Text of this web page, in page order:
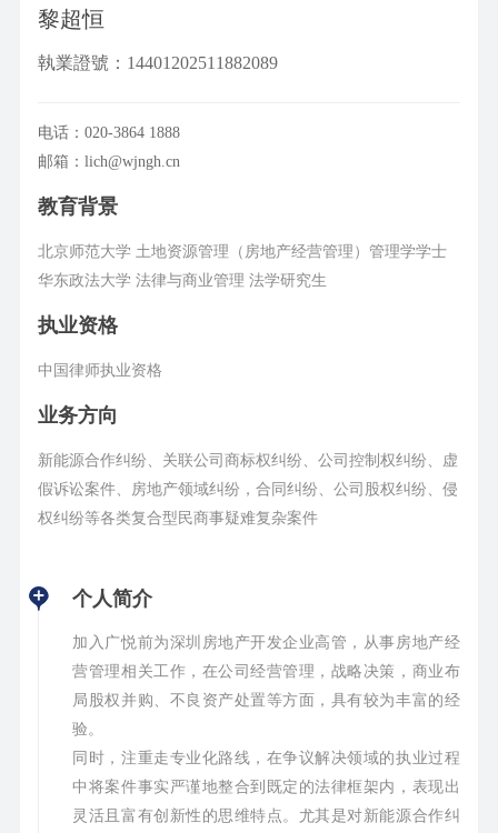
黎超恒
執業證號：14401202511882089
电话：020-3864 1888
邮箱：lich@wjngh.cn
教育背景
北京师范大学 土地资源管理（房地产经营管理）管理学学士
华东政法大学 法律与商业管理 法学研究生
执业资格
中国律师执业资格
业务方向
新能源合作纠纷、关联公司商标权纠纷、公司控制权纠纷、虚
假诉讼案件、房地产领域纠纷，合同纠纷、公司股权纠纷、侵
权纠纷等各类复合型民商事疑难复杂案件
个人简介
加入广悦前为深圳房地产开发企业高管，从事房地产经
营管理相关工作，在公司经营管理，战略决策，商业布
局股权并购、不良资产处置等方面，具有较为丰富的经
验。
同时，注重走专业化路线，在争议解决领域的执业过程
中将案件事实严谨地整合到既定的法律框架内，表现出
灵活且富有创新性的思维特点。尤其是对新能源合作纠